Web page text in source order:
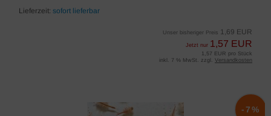
Lieferzeit: sofort lieferbar
Unser bisheriger Preis 1,69 EUR
Jetzt nur 1,57 EUR
1,57 EUR pro Stück
inkl. 7 % MwSt. zzgl. Versandkosten
-7%